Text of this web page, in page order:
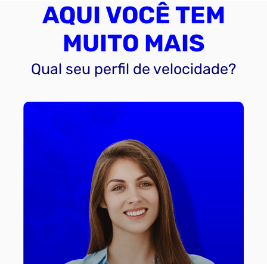
AQUI VOCÊ TEM
MUITO MAIS
Qual seu perfil de velocidade?